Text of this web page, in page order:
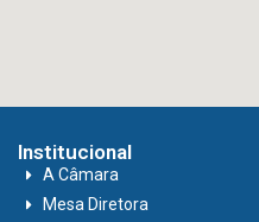
Institucional
A Câmara
Mesa Diretora